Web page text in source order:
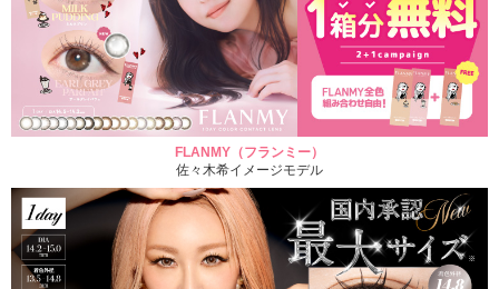
FLANMY（フランミー）
佐々木希イメージモデル